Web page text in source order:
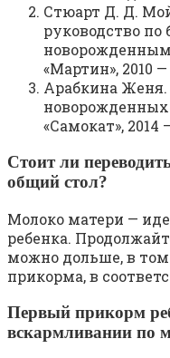
Стюарт Д. Д.
руководство по
«Мартин», 2010 —
Арабкина
«Самокат», 2014
Стоит ли
общий стол?
Молоко матери —
ребенка.
можно дольше, в том
прикорма, в
Первый прикорм
вскармливании по